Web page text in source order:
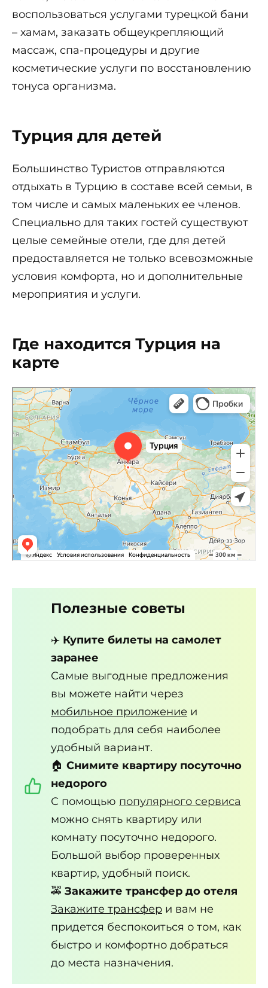
воспользоваться услугами турецкой бани
– хамам, заказать общеукрепляющий
массаж, спа-процедуры и другие
косметические услуги по восстановлению
тонуса организма.
Турция для детей
Большинство Туристов отправляются
отдыхать в Турцию в составе всей семьи, в
том числе и самых маленьких ее членов.
Специально для таких гостей существуют
целые семейные отели, где для детей
предоставляется не только всевозможные
условия комфорта, но и дополнительные
мероприятия и услуги.
Где находится Турция на
карте
Полезные советы
✈️ Купите билеты на самолет
заранее
Самые выгодные предложения
вы можете найти через
мобильное приложение и
подобрать для себя наиболее
удобный вариант.
🏠 Снимите квартиру посуточно
недорого
С помощью популярного сервиса
можно снять квартиру или
комнату посуточно недорого.
Большой выбор проверенных
квартир, удобный поиск.
🚕 Закажите трансфер до отеля
Закажите трансфер и вам не
придется беспокоиться о том, как
быстро и комфортно добраться
до места назначения.